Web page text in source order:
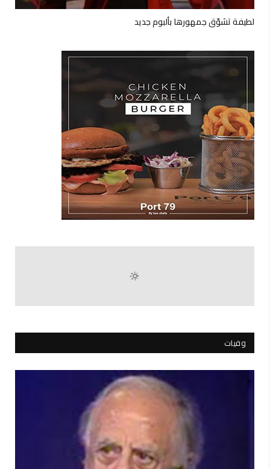
لطيفة تشوّق جمهورها بألبوم جديد
وفيات